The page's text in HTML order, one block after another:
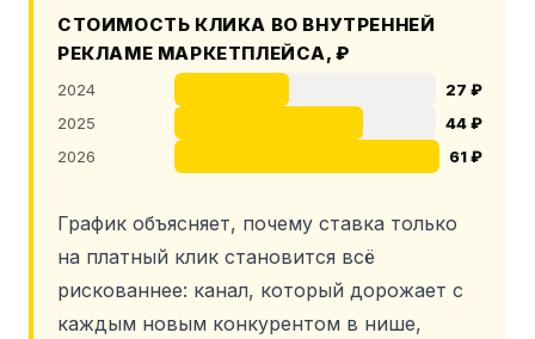
СТОИМОСТЬ КЛИКА ВО ВНУТРЕННЕЙ
РЕКЛАМЕ МАРКЕТПЛЕЙСА, ₽
2024
27 ₽
2025
44 ₽
2026
61 ₽
График объясняет, почему ставка только
на платный клик становится всё
рискованнее: канал, который дорожает с
каждым новым конкурентом в нише,